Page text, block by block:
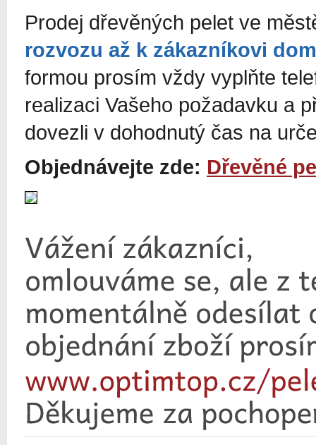
Prodej dřevěných pelet ve
rozvozu až k zákazníkovi
formou prosím vždy vyplňte
realizaci Vašeho požadavku a
dovezli v dohodnutý čas na
Objednávejte zde: Dřevěné